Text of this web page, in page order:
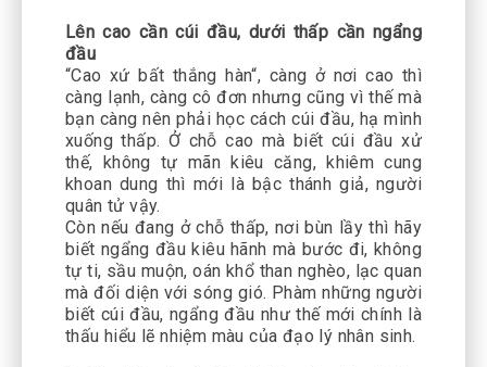
Lên cao cần cúi đầu, dưới thấp cần ngẩng
đầu
“Cao xứ bất thắng hàn“, càng ở nơi cao thì
càng lạnh, càng cô đơn nhưng cũng vì thế mà
bạn càng nên phải học cách cúi đầu, hạ mình
xuống thấp. Ở chỗ cao mà biết cúi đầu xử
thế, không tự mãn kiêu căng, khiêm cung
khoan dung thì mới là bậc thánh giả, người
quân tử vậy.
Còn nếu đang ở chỗ thấp, nơi bùn lầy thì hãy
biết ngẩng đầu kiêu hãnh mà bước đi, không
tự ti, sầu muộn, oán khổ than nghèo, lạc quan
mà đối diện với sóng gió. Phàm những người
biết cúi đầu, ngẩng đầu như thế mới chính là
thấu hiểu lẽ nhiệm màu của đạo lý nhân sinh.